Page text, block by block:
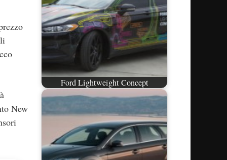
New
Ford Lightweight Concept